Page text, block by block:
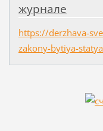
журнале
https://derzhava-
zakony-bytiya-